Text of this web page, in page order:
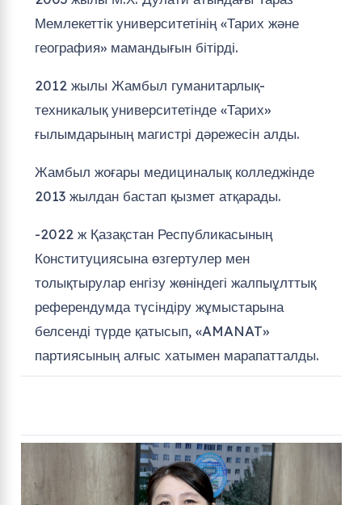
Мемлекеттік университетінің «Тарих және
география» мамандығын бітірді.
2012 жылы Жамбыл гуманитарлық-
техникалық университетінде «Тарих»
ғылымдарының магистрі дәрежесін алды.
Жамбыл жоғары медициналық колледжінде
2013 жылдан бастап қызмет атқарады.
-2022 ж Қазақстан Республикасының
Конституциясына өзгертулер мен
толықтырулар енгізу жөніндегі жалпыұлттық
референдумда түсіндіру жұмыстарына
белсенді түрде қатысып, «AMANAT»
партиясының алғыс хатымен марапатталды.